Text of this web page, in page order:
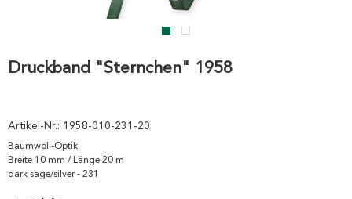
Druckband "Sternchen" 1958
Artikel-Nr.: 1958-010-231-20
Baumwoll-Optik
Breite 10 mm / Länge 20 m
dark sage/silver - 231